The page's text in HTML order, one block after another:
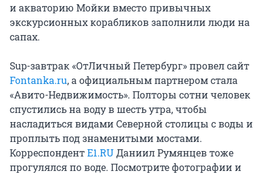
и акваторию Мойки вместо привычных
экскурсионных корабликов заполнили люди на
сапах.
Sup-завтрак «ОтЛичный Петербург» провел сайт
Fontanka.ru, а официальным партнером стала
«Авито-Недвижимость». Полторы сотни человек
спустились на воду в шесть утра, чтобы
насладиться видами Северной столицы с воды и
проплыть под знаменитыми мостами.
КорреспондентE1.RUДаниил Румянцев тоже
прогулялся по воде. Посмотрите фотографии и